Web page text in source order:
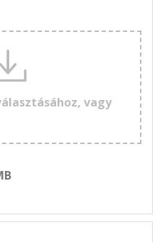
vagy